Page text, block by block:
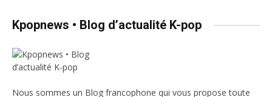
Kpopnews • Blog d’actualité K-pop
Nous sommes un Blog francophone qui vous propose toute